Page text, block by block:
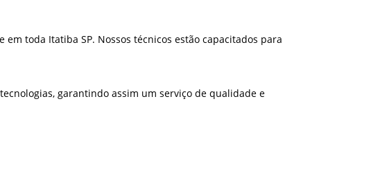
toda Itatiba SP. Nossos técnicos estão capacitados para
garantindo assim um serviço de qualidade e